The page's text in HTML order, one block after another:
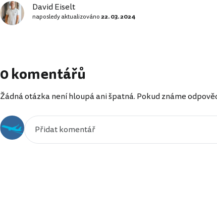
David Eiselt
naposledy aktualizováno22. 03. 2024
0 komentářů
Žádná otázka není hloupá ani špatná. Pokud známe